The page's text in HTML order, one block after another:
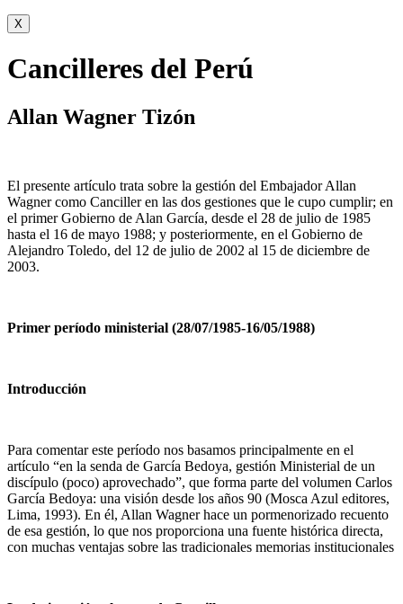
X
Cancilleres del Perú
Allan Wagner Tizón
El presente artículo trata sobre la gestión del Embajador Allan
Wagner como Canciller en las dos gestiones que le cupo cumplir; en
el primer Gobierno de Alan García, desde el 28 de julio de 1985
hasta el 16 de mayo 1988; y posteriormente, en el Gobierno de
Alejandro Toledo, del 12 de julio de 2002 al 15 de diciembre de
2003.
Primer período ministerial (28/07/1985-16/05/1988)
Introducción
Para comentar este período nos basamos principalmente en el
artículo “en la senda de García Bedoya, gestión Ministerial de un
discípulo (poco) aprovechado”, que forma parte del volumen Carlos
García Bedoya: una visión desde los años 90 (Mosca Azul editores,
Lima, 1993). En él, Allan Wagner hace un pormenorizado recuento
de esa gestión, lo que nos proporciona una fuente histórica directa,
con muchas ventajas sobre las tradicionales memorias institucionales